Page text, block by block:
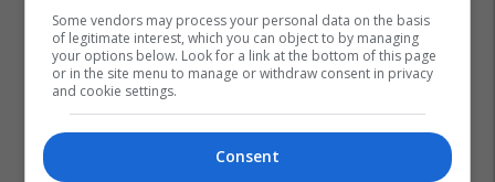
Some vendors may process your personal data on the basis
of legitimate interest, which you can object to by managing
your options below. Look for a link at the bottom of this page
or in the site menu to manage or withdraw consent in privacy
and cookie settings.
Consent